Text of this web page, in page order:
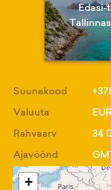
Edasi-
Suunakood
Valuuta
Rahvaarv
34
Ajavöönd
+